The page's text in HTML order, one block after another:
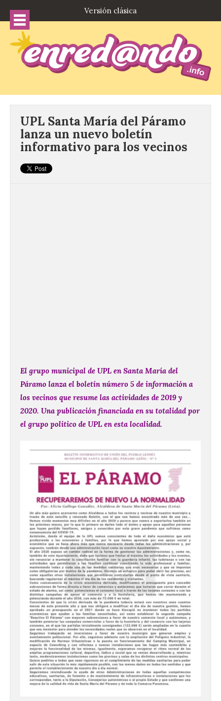
Versión clásica
UPL Santa María del Páramo
lanza un nuevo boletín
informativo para los vecinos
El grupo municipal de UPL en Santa María del
Páramo lanza el boletín número 5 de información a
los vecinos que resume las actividades de 2019 y
2020. Una publicación financiada en su totalidad por
el grupo político de UPL en esta localidad.